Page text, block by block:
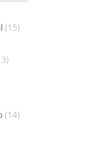
(15)
(14)